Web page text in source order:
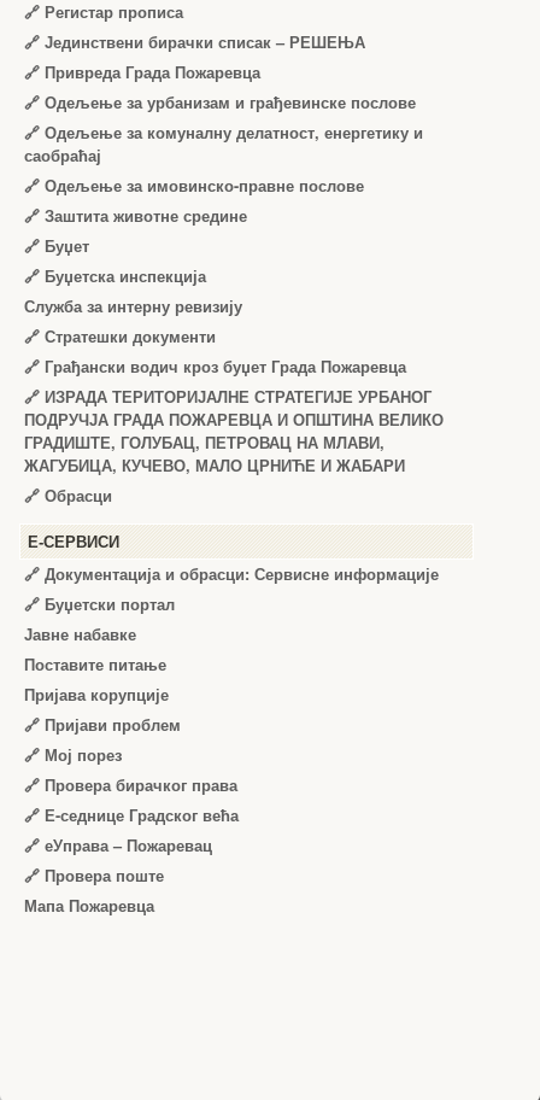
🔗 Регистар прописа
🔗 Јединствени бирачки списак – РЕШЕЊА
🔗 Привреда Града Пожаревца
🔗 Одељење за урбанизам и грађевинске послове
🔗 Одељење за комуналну делатност, енергетику и
саобраћај
🔗 Одељење за имовинско-правне послове
🔗 Заштита животне средине
🔗 Буџет
🔗 Буџетска инспекција
Служба за интерну ревизију
🔗 Стратешки документи
🔗 Грађански водич кроз буџет Града Пожаревца
🔗 ИЗРАДА ТЕРИТОРИЈАЛНЕ СТРАТЕГИЈЕ УРБАНОГ
ПОДРУЧЈА ГРАДА ПОЖАРЕВЦА И ОПШТИНА ВЕЛИКО
ГРАДИШТЕ, ГОЛУБАЦ, ПЕТРОВАЦ НА МЛАВИ,
ЖАГУБИЦА, КУЧЕВО, МАЛО ЦРНИЋЕ И ЖАБАРИ
🔗 Обрасци
Е-СЕРВИСИ
🔗 Документација и обрасци: Сервисне информације
🔗 Буџетски портал
Јавне набавке
Поставите питање
Пријава корупције
🔗 Пријави проблем
🔗 Мој порез
🔗 Провера бирачког права
🔗 Е-седнице Градског већа
🔗 еУправа – Пожаревац
🔗 Провера поште
Мапа Пожаревца